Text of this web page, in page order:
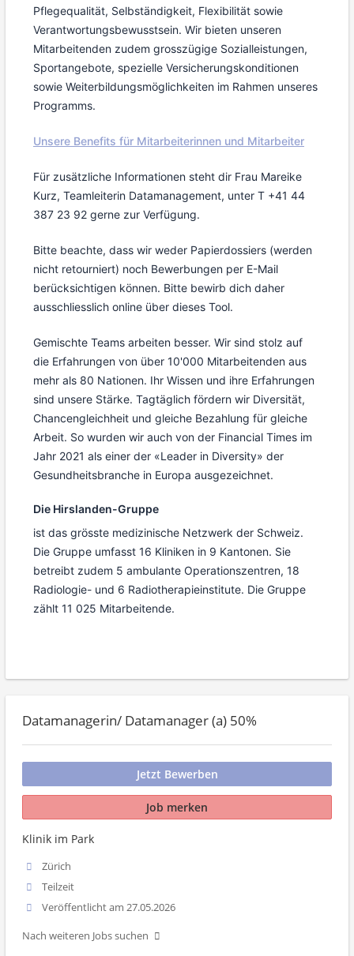
Pflegequalität, Selbständigkeit, Flexibilität sowie
Verantwortungsbewusstsein. Wir bieten unseren
Mitarbeitenden zudem grosszügige Sozialleistungen,
Sportangebote, spezielle Versicherungskonditionen
sowie Weiterbildungsmöglichkeiten im Rahmen unseres
Programms.
Unsere Benefits für Mitarbeiterinnen und Mitarbeiter
Für zusätzliche Informationen steht dir Frau Mareike
Kurz, Teamleiterin Datamanagement, unter T +41 44
387 23 92 gerne zur Verfügung.
Bitte beachte, dass wir weder Papierdossiers (werden
nicht retourniert) noch Bewerbungen per E-Mail
berücksichtigen können. Bitte bewirb dich daher
ausschliesslich online über dieses Tool.
Gemischte Teams arbeiten besser. Wir sind stolz auf
die Erfahrungen von über 10'000 Mitarbeitenden aus
mehr als 80 Nationen. Ihr Wissen und ihre Erfahrungen
sind unsere Stärke. Tagtäglich fördern wir Diversität,
Chancengleichheit und gleiche Bezahlung für gleiche
Arbeit. So wurden wir auch von der Financial Times im
Jahr 2021 als einer der «Leader in Diversity» der
Gesundheitsbranche in Europa ausgezeichnet.
Die Hirslanden-Gruppe
ist das grösste medizinische Netzwerk der Schweiz.
Die Gruppe umfasst 16 Kliniken in 9 Kantonen. Sie
betreibt zudem 5 ambulante Operationszentren, 18
Radiologie- und 6 Radiotherapieinstitute. Die Gruppe
zählt 11 025 Mitarbeitende.
Datamanagerin/ Datamanager (a) 50%
Jetzt Bewerben
Job merken
Klinik im Park
Zürich
Teilzeit
Veröffentlicht am 27.05.2026
Nach weiteren Jobs suchen